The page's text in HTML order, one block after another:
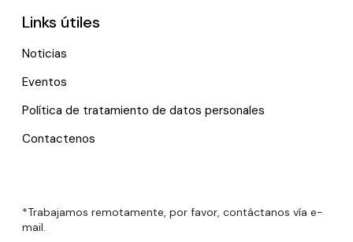
Links útiles
Noticias
Eventos
Política de tratamiento de datos personales
Contactenos
*Trabajamos remotamente, por favor, contáctanos vía e-
mail.